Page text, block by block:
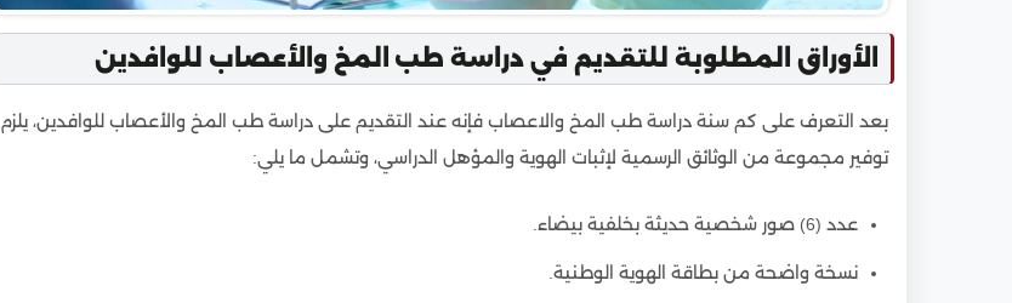
الأوراق المطلوبة للتقديم في دراسة طب المخ والأعصاب للوافدين
بعد التعرف على كم سنة دراسة طب المخ والاعصاب فإنه عند التقديم على دراسة طب المخ والأعصاب للوافدين، يلزم
توفير مجموعة من الوثائق الرسمية لإثبات الهوية والمؤهل الدراسي، وتشمل ما يلي:
عدد (6) صور شخصية حديثة بخلفية بيضاء.
نسخة واضحة من بطاقة الهوية الوطنية.